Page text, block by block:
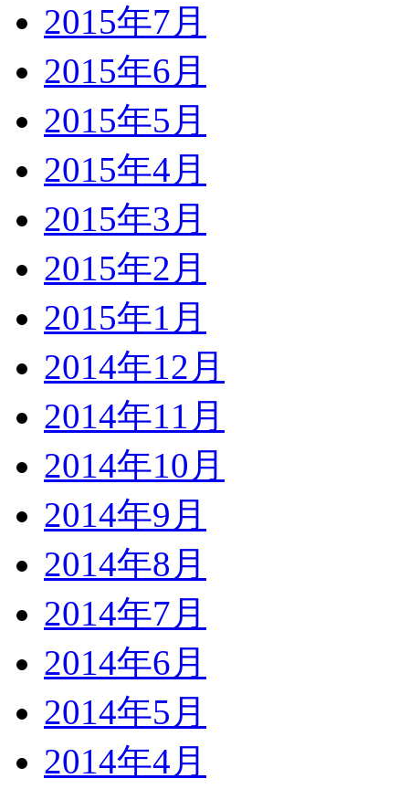
2015年7月
2015年6月
2015年5月
2015年4月
2015年3月
2015年2月
2015年1月
2014年12月
2014年11月
2014年10月
2014年9月
2014年8月
2014年7月
2014年6月
2014年5月
2014年4月